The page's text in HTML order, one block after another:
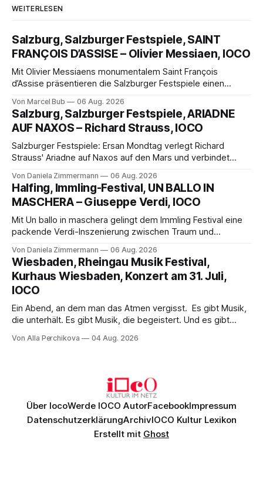
WEITERLESEN
Salzburg, Salzburger Festspiele, SAINT
FRANÇOIS D’ASSISE – Olivier Messiaen, IOCO
Mit Olivier Messiaens monumentalem Saint François
d’Assise präsentieren die Salzburger Festspiele einen
eine bildgewaltige Inszenierung, Maxime Pascal entfaltet
die komplexe Partitur eindrucksvoll, Philippe Sly berührt als
Franziskus.
Von Marcel Bub 06 Aug. 2026
Salzburg, Salzburger Festspiele, ARIADNE
AUF NAXOS – Richard Strauss, IOCO
Salzburger Festspiele: Ersan Mondtag verlegt Richard
Strauss' Ariadne auf Naxos auf den Mars und verbindet
Aufführung mit starken Solisten und den Wiener
Philharmonikern, szenisch bleibt der zweite Akt jedoch
hinter den Erwartungen zurück.
Von Daniela Zimmermann 06 Aug. 2026
Halfing, Immling-Festival, UN BALLO IN
MASCHERA – Giuseppe Verdi, IOCO
Mit Un ballo in maschera gelingt dem Immling Festival eine
packende Verdi-Inszenierung zwischen Traum und
psychologische Tiefe mit starken Bildern, getragen von
einem spielfreudigen Ensemble und einer musikalisch
überzeugenden Gesamtleistung.
Von Daniela Zimmermann 06 Aug. 2026
Wiesbaden, Rheingau Musik Festival,
Kurhaus Wiesbaden, Konzert am 31. Juli,
IOCO
Ein Abend, an dem man das Atmen vergisst. Es gibt Musik,
die unterhält. Es gibt Musik, die begeistert. Und es gibt
Genau so war der Abend im Kurhaus Wiesbaden, an dem
Von Alla Perchikova 04 Aug. 2026
Über IocoWerde IOCO AutorFacebookImpressum
DatenschutzerklärungArchivIOCO Kultur Lexikon
Erstellt mit Ghost